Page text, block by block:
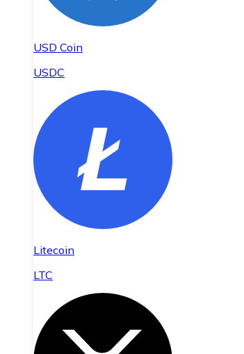
USD Coin
USDC
Litecoin
LTC